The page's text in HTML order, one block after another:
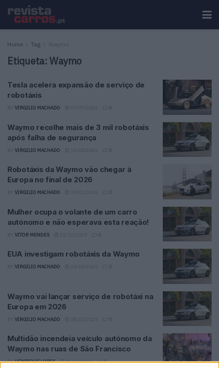
Home Tag Waymo
Etiqueta:Waymo
Tesla acelera expansão de serviço de
robotáxis
VIRGILIO MACHADO 0
Waymo recolhe mais de 3 mil robotáxis
após falha de segurança
VIRGILIO MACHADO 0
Robotáxis da Waymo vão chegar à
Europa no final de 2026
VIRGILIO MACHADO 0
Mulher ocupa o volante de um carro
autónomo e não esperava esta reação!
VITOR MENDES 0
EUA investigam robotáxis da Waymo
VIRGILIO MACHADO 0
Waymo vai lançar serviço de robotáxi na
Europa em 2026
VIRGILIO MACHADO 0
Multidão incendeia veículo autónomo da
Waymo nas ruas de São Francisco
BYHENRIQUE LOPES 18/02/2024 0